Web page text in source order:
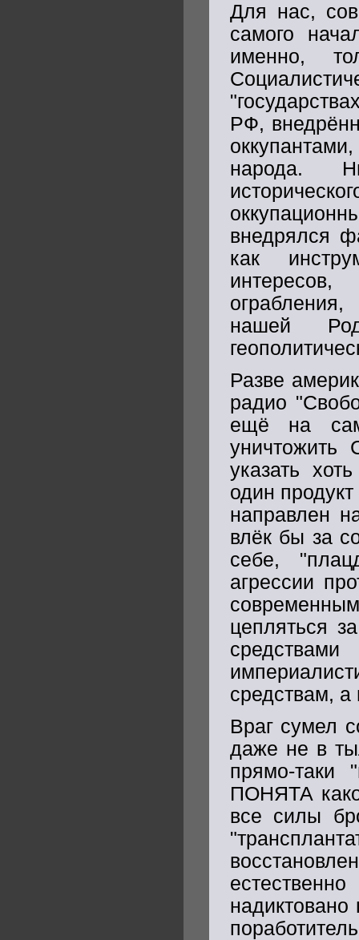
Для нас,
самого
именно,
РФ,
народа.
внедрялся
как
нашей
Разве
радио
ещё на
уничтожить
указать
один
направлен
влёк бы за
себе,
агрессии
цепляться
средствам, а
Враг сумел
даже не в
прямо-таки
ПОНЯТА
все силы